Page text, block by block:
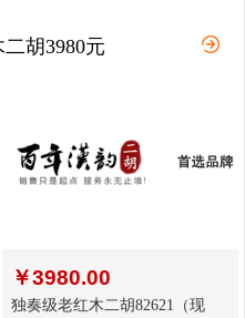
胡3980元
￥3980.00
独奏级老红木二胡82621（现